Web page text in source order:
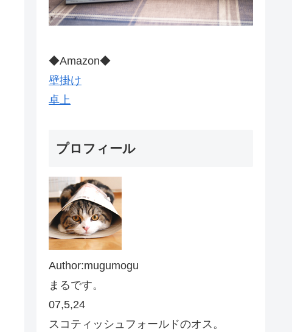
◆Amazon◆
壁掛け
卓上
プロフィール
Author:mugumogu
まるです。
07,5,24
スコティッシュフォールドのオス。